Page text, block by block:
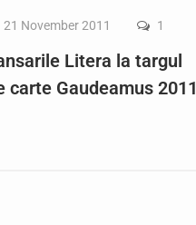
21 November 2011 1
Litera la targul
carte Gaudeamus 2011